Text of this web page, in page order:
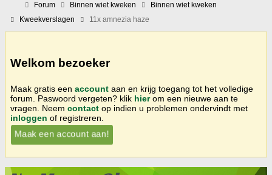
Forum Binnen wiet kweken
Binnen wiet kweken
Kweekverslagen
11x amnezia haze
Welkom bezoeker
Maak gratis een account aan en krijg toegang tot het volledige
forum. Paswoord vergeten? klik hierom een nieuwe aan te
vragen. Neem contact op indien u problemen ondervindt met
inloggen of registreren.
Maak een account aan!